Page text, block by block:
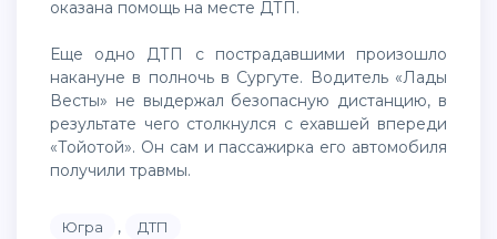
оказана помощь на месте ДТП.
Еще одно ДТП с пострадавшими произошло
накануне в полночь в Сургуте. Водитель «Лады
Весты» не выдержал безопасную дистанцию, в
результате чего столкнулся с ехавшей впереди
«Тойотой». Он сам и пассажирка его автомобиля
получили травмы.
Югра , ДТП